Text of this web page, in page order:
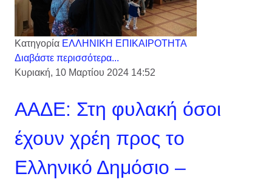
Κατηγορία ΕΛΛΗΝΙΚΗ ΕΠΙΚΑΙΡΟΤΗΤΑ
Διαβάστε περισσότερα...
Κυριακή, 10 Μαρτίου 2024 14:52
ΑΑΔΕ: Στη φυλακή όσοι
έχουν χρέη προς το
Ελληνικό Δημόσιο –